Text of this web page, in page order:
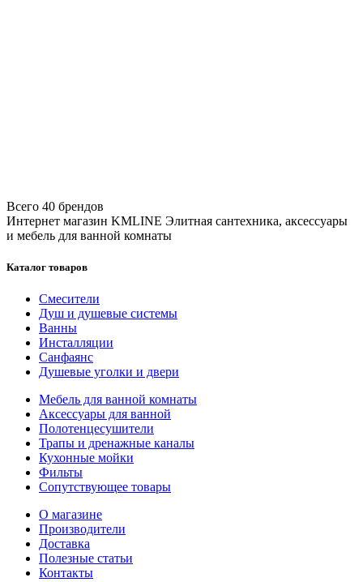
Всего 40 брендов
Интернет магазин KMLINE Элитная сантехника, аксессуары
и мебель для ванной комнаты
Каталог товаров
Смесители
Душ и душевые системы
Ванны
Инсталляции
Санфаянс
Душевые уголки и двери
Мебель для ванной комнаты
Аксессуары для ванной
Полотенцесушители
Трапы и дренажные каналы
Кухонные мойки
Фильты
Сопутствующее товары
О магазине
Производители
Доставка
Полезные статьи
Контакты